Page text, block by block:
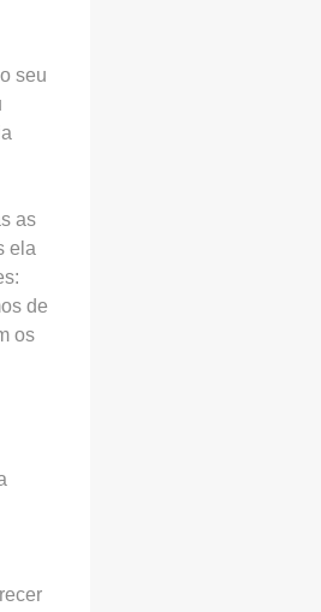
seu
as
ela
de
os